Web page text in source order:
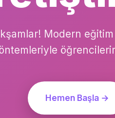
Modern
Hemen Başla →